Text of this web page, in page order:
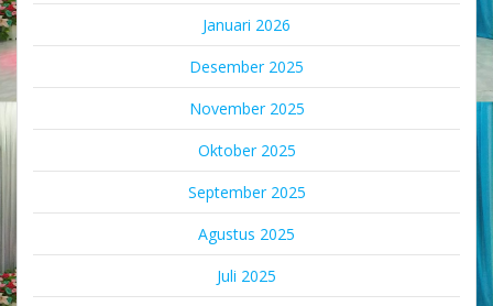
Januari 2026
Desember 2025
November 2025
Oktober 2025
September 2025
Agustus 2025
Juli 2025